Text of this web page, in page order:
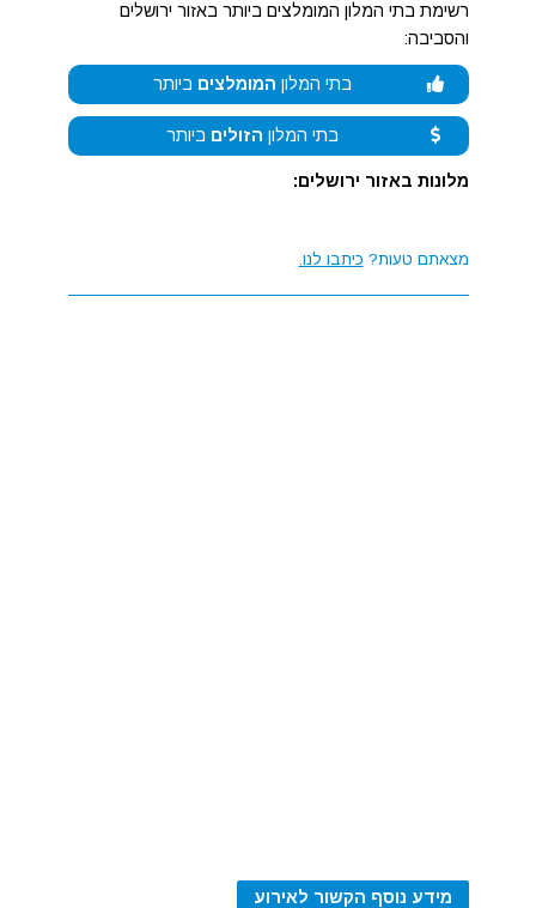
רשימת בתי המלון המומלצים ביותר באזור ירושלים
והסביבה:
בתי המלון המומלצים ביותר
בתי המלון הזולים ביותר
מלונות באזור ירושלים:
מצאתם טעות? כיתבו לנו.
מידע נוסף הקשור לאירוע